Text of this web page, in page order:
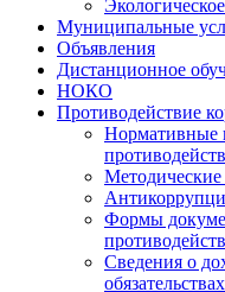
Муниципальные
Объявления
Дистанционное
НОКО
Противодействие
Нормативные
Формы
Сведения о